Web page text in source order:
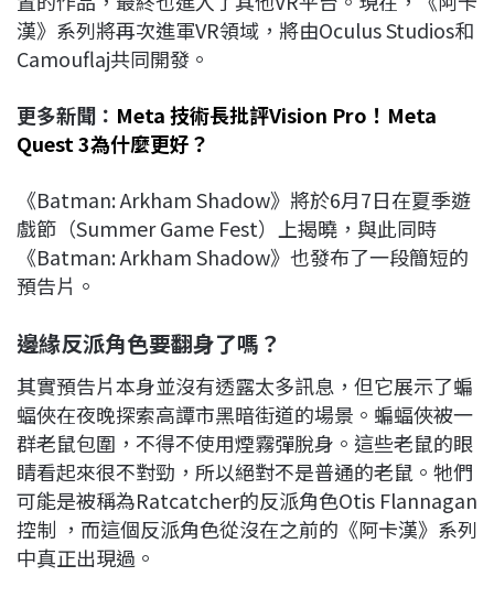
漢》系列將再次進軍VR領域，將由Oculus Studios和
Camouflaj共同開發。
更多新聞： Meta 技術長批評Vision Pro！Meta
Quest 3為什麼更好？
《Batman: Arkham Shadow》將於6月7日在夏季遊
戲節（Summer Game Fest）上揭曉，與此同時
《Batman: Arkham Shadow》也發布了一段簡短的
預告片。
邊緣反派角色要翻身了嗎？
其實預告片本身並沒有透露太多訊息，但它展示了蝙
蝠俠在夜晚探索高譚市黑暗街道的場景。蝙蝠俠被一
群老鼠包圍，不得不使用煙霧彈脫身。這些老鼠的眼
睛看起來很不對勁，所以絕對不是普通的老鼠。牠們
可能是被稱為Ratcatcher的反派角色Otis Flannagan
控制 ，而這個反派角色從沒在之前的《阿卡漢》系列
中真正出現過。